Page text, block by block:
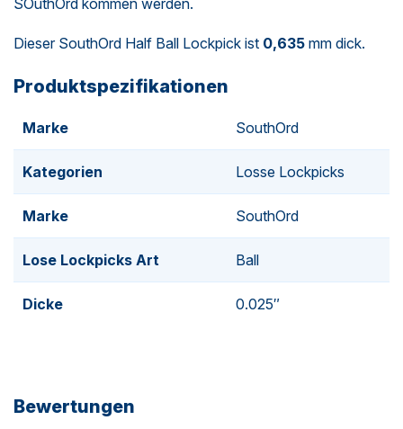
Dieser SouthOrd Half Ball Lockpick ist 0,635 mm dick.
Produktspezifikationen
Marke SouthOrd
Kategorien Losse Lockpicks
Marke SouthOrd
Lose Lockpicks Art Ball
Dicke 0.025″
Bewertungen